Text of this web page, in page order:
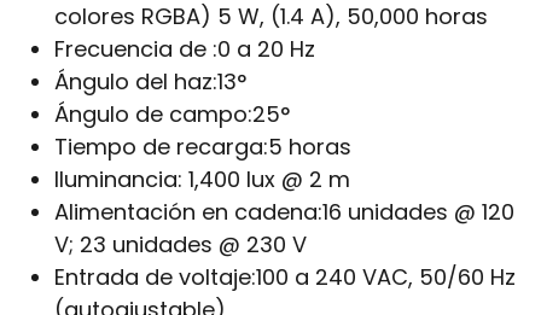
colores RGBA) 5 W, (1.4 A), 50,000 horas
Frecuencia de :0 a 20 Hz
Ángulo del haz:13°
Ángulo de campo:25°
Tiempo de recarga:5 horas
Iluminancia: 1,400 lux @ 2 m
Alimentación en cadena:16 unidades @ 120
V; 23 unidades @ 230 V
Entrada de voltaje:100 a 240 VAC, 50/60 Hz